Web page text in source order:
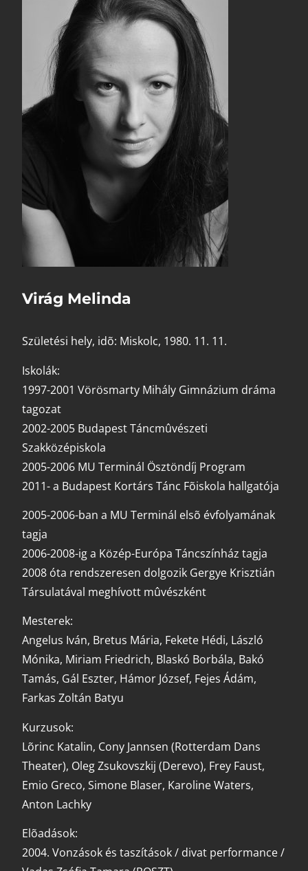
Virág Melinda
Születési hely, idõ: Miskolc, 1980. 11. 11.
Iskolák:
1997-2001 Vörösmarty Mihály Gimnázium dráma
tagozat
2002-2005 Budapest Táncmûvészeti
Szakközépiskola
2005-2006 MU Terminál Ösztöndíj Program
2011- a Budapest Kortárs Tánc Fõiskola hallgatója
2005-2006-ban a MU Terminál elsõ évfolyamának
tagja
2006-2008-ig a Közép-Európa Táncszínház tagja
2008 óta rendszeresen dolgozik Gergye Krisztián
Társulatával meghívott mûvészként
Mesterek:
Angelus Iván, Bretus Mária, Fekete Hédi, László
Mónika, Miriam Friedrich, Blaskó Borbála, Bakó
Tamás, Gál Eszter, Hámor József, Fejes Ádám,
Farkas Zoltán Batyu
Kurzusok:
Lõrinc Katalin, Cony Jannsen (Rotterdam Dans
Theater), Oleg Zsukovszkij (Derevo), Frey Faust,
Emio Greco, Simone Blaser, Karoline Waters,
Anton Lachky
Elõadások:
2004. Vonzások és taszítások / divat performance /